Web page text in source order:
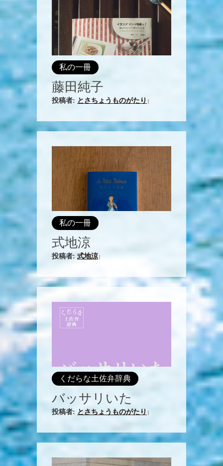
私の一冊
藤田純子
投稿者: とさちょうものがたり
私の一冊
式地涼
投稿者: 式地涼
くだらな土佐弁辞典
バッサリいた
投稿者: とさちょうものがたり